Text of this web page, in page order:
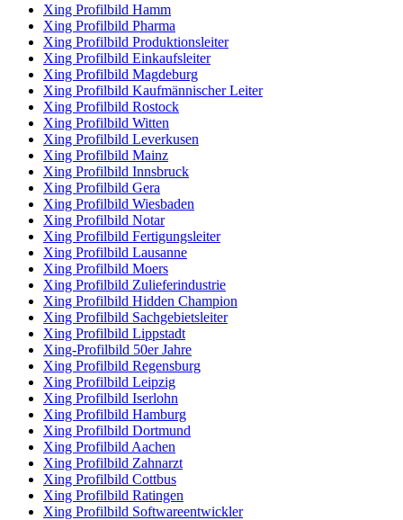
Xing Profilbild Hamm
Xing Profilbild Pharma
Xing Profilbild Produktionsleiter
Xing Profilbild Einkaufsleiter
Xing Profilbild Magdeburg
Xing Profilbild Kaufmännischer Leiter
Xing Profilbild Rostock
Xing Profilbild Witten
Xing Profilbild Leverkusen
Xing Profilbild Mainz
Xing Profilbild Innsbruck
Xing Profilbild Gera
Xing Profilbild Wiesbaden
Xing Profilbild Notar
Xing Profilbild Fertigungsleiter
Xing Profilbild Lausanne
Xing Profilbild Moers
Xing Profilbild Zulieferindustrie
Xing Profilbild Hidden Champion
Xing Profilbild Sachgebietsleiter
Xing Profilbild Lippstadt
Xing-Profilbild 50er Jahre
Xing Profilbild Regensburg
Xing Profilbild Leipzig
Xing Profilbild Iserlohn
Xing Profilbild Hamburg
Xing Profilbild Dortmund
Xing Profilbild Aachen
Xing Profilbild Zahnarzt
Xing Profilbild Cottbus
Xing Profilbild Ratingen
Xing Profilbild Softwareentwickler